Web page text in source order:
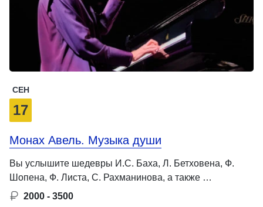
СЕН
17
Монах Авель. Музыка души
Вы услышите шедевры И.С. Баха, Л. Бетховена, Ф.
Шопена, Ф. Листа, С. Рахманинова, а также …
2000 - 3500